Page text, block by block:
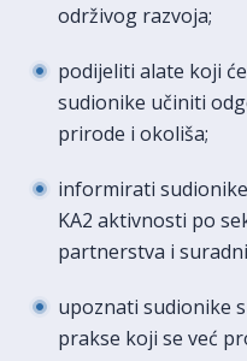
održivog razvoja;
podijeliti alate koji
sudionike učiniti
prirode i okoliša;
informirati
KA2 aktivnosti po
partnerstva i
upoznati sudionike
prakse koji se već